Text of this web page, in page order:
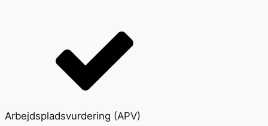
Arbejdspladsvurdering (APV)